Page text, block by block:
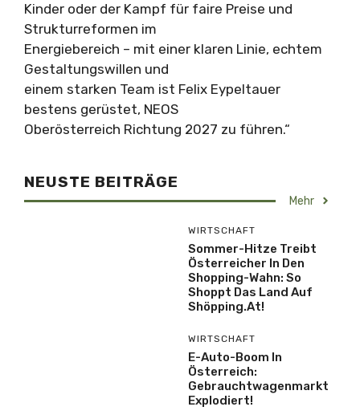
Kinder oder der Kampf für faire Preise und
Strukturreformen im
Energiebereich – mit einer klaren Linie, echtem
Gestaltungswillen und
einem starken Team ist Felix Eypeltauer
bestens gerüstet, NEOS
Oberösterreich Richtung 2027 zu führen.“
NEUSTE BEITRÄGE
Mehr
WIRTSCHAFT
Sommer-Hitze Treibt
Österreicher In Den
Shopping-Wahn: So
Shoppt Das Land Auf
Shöpping.at!
WIRTSCHAFT
E-Auto-Boom In
Österreich:
Gebrauchtwagenmarkt
Explodiert!